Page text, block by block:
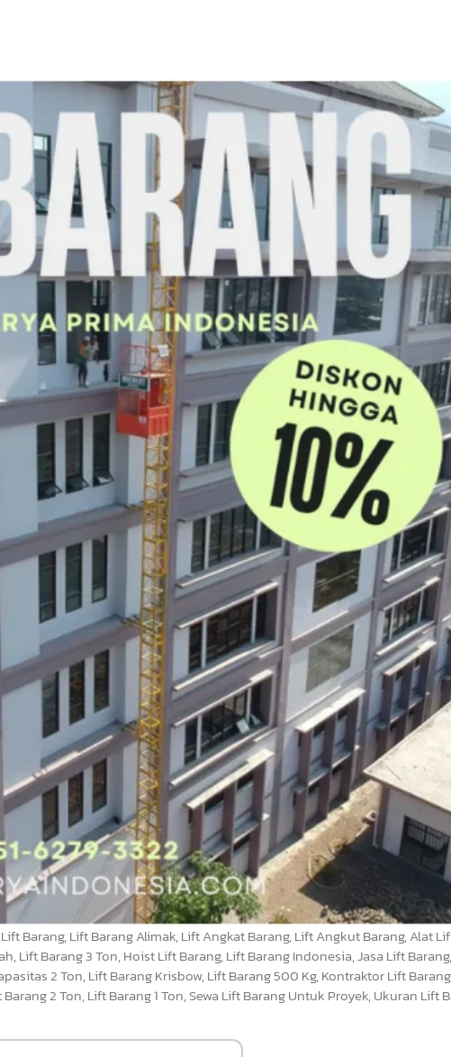
Lift Barang, Lift Barang Alimak, Lift Angkat Barang, Lift Angkut Barang, Alat
Lift Barang 3 Ton, Hoist Lift Barang, Lift Barang Indonesia, Jasa Lift
2 Ton, Lift Barang Krisbow, Lift Barang 500 Kg, Kontraktor Lift
2 Ton, Lift Barang 1 Ton, Sewa Lift Barang Untuk Proyek, Ukuran Lift